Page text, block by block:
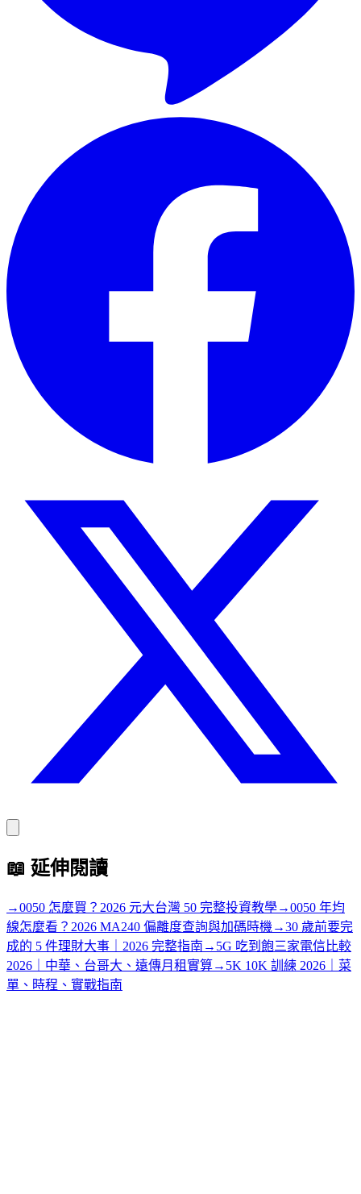
📖 延伸閱讀
→0050 怎麼買？2026 元大台灣 50 完整投資教學→0050 年均
線怎麼看？2026 MA240 偏離度查詢與加碼時機 →30 歲前要完
成的 5 件理財大事｜2026 完整指南 → 5G 吃到飽三家電信比較
2026｜中華、台哥大、遠傳月租實算→ 5K 10K 訓練 2026｜菜
單、時程、實戰指南